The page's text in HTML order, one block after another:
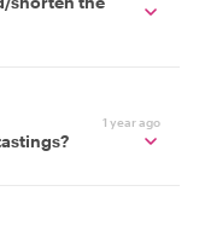
1 year ago